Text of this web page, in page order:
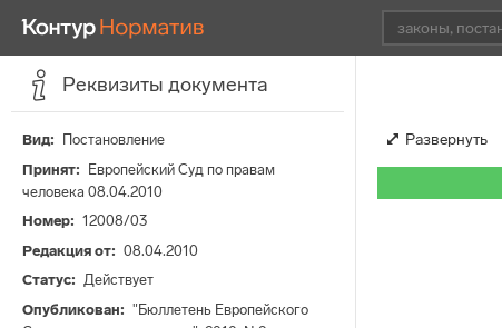
Реквизиты документа
Вид
Постановление
Принят
Европейский Суд по правам
человека 08.04.2010
Номер
12008/03
Редакция от
08.04.2010
Статус
Действует
Опубликован
"Бюллетень Европейского
Развернуть